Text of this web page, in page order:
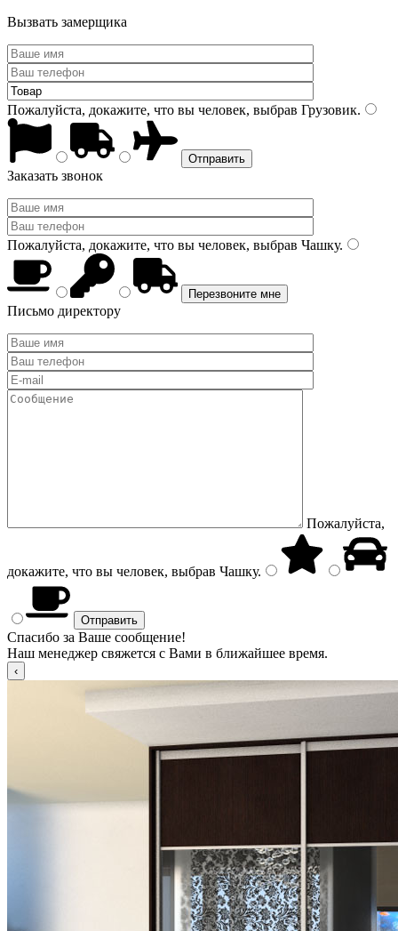
Вызвать замерщика
Пожалуйста, докажите, что вы человек, выбрав Грузовик.
Заказать звонок
Пожалуйста, докажите, что вы человек, выбрав Чашку.
Письмо директору
Пожалуйста,
докажите, что вы человек, выбрав Чашку.
Спасибо за Ваше сообщение!
Наш менеджер свяжется с Вами в ближайшее время.